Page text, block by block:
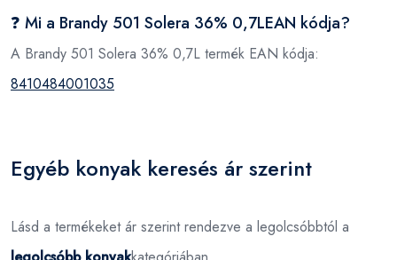
❓ Mi a Brandy 501 Solera 36% 0,7LEAN kódja?
A Brandy 501 Solera 36% 0,7L termék EAN kódja:
8410484001035
Egyéb konyak keresés ár szerint
Lásd a termékeket ár szerint rendezve a legolcsóbbtól a